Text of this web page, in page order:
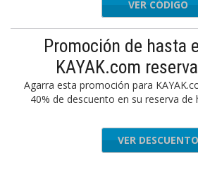
VER CÓDIGO
Promoción de hasta
KAYAK.com
Agarra esta promoción para
40% de descuento en su reserva de
VER DESCUENTO